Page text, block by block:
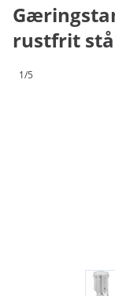
rustfrit
1/5